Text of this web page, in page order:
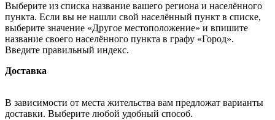
Выберите из списка название вашего региона и населённого
пункта. Если вы не нашли свой населённый пункт в списке,
выберите значение «Другое местоположение» и впишите
название своего населённого пункта в графу «Город».
Введите правильный индекс.
Доставка
В зависимости от места жительства вам предложат варианты
доставки. Выберите любой удобный способ.